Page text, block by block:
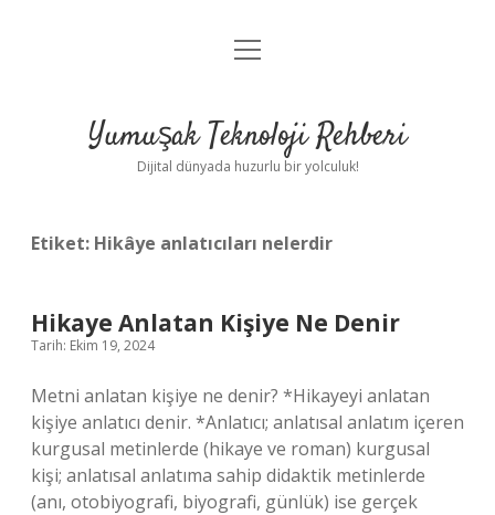
Anasayfa
Yasal Uyarı
menüyü
Yumuşak Teknoloji Rehberi
Dijital dünyada huzurlu bir yolculuk!
Etiket: Hikâye anlatıcıları nelerdir
Hikaye Anlatan Kişiye Ne Denir
Tarih: Ekim 19, 2024
Metni anlatan kişiye ne denir? *Hikayeyi anlatan
kişiye anlatıcı denir. *Anlatıcı; anlatısal anlatım içeren
kurgusal metinlerde (hikaye ve roman) kurgusal
kişi; anlatısal anlatıma sahip didaktik metinlerde
(anı, otobiyografi, biyografi, günlük) ise gerçek